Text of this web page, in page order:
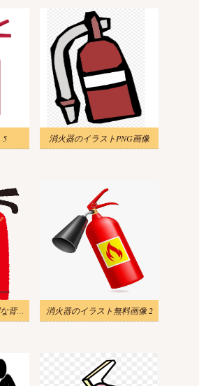
5 消火器のイラストPNG画像
消火器のイラスト 透明な背景 9 消火器のイラスト無料画像 2